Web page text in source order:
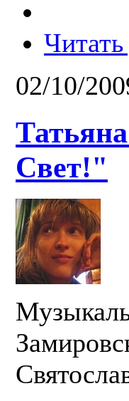
Читать
02/10/
Свет!"